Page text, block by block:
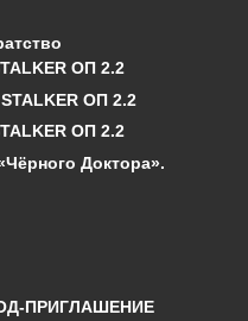
ОП 2.2
ОП 2.2
ОП 2.2
Доктора».
ПРИГЛАШЕНИЕ